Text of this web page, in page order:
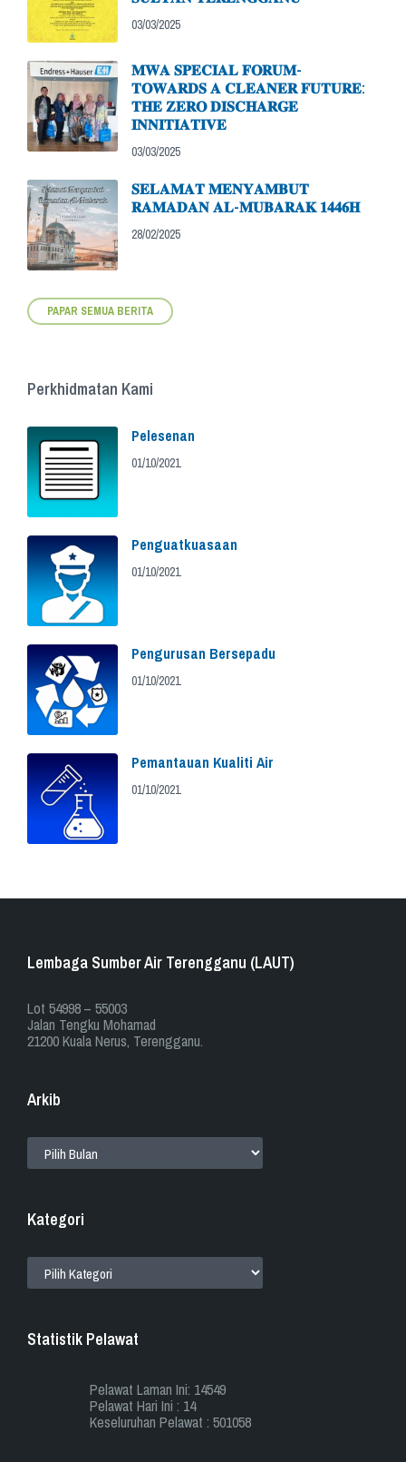
03/03/2025
𝐌𝐖𝐀 𝐒𝐏𝐄𝐂𝐈𝐀𝐋 𝐅𝐎𝐑𝐔𝐌-
𝐓𝐎𝐖𝐀𝐑𝐃𝐒 𝐀 𝐂𝐋𝐄𝐀𝐍𝐄𝐑 𝐅𝐔𝐓𝐔𝐑𝐄:
𝐓𝐇𝐄 𝐙𝐄𝐑𝐎 𝐃𝐈𝐒𝐂𝐇𝐀𝐑𝐆𝐄
𝐈𝐍𝐍𝐈𝐓𝐈𝐀𝐓𝐈𝐕𝐄
03/03/2025
𝐒𝐄𝐋𝐀𝐌𝐀𝐓 𝐌𝐄𝐍𝐘𝐀𝐌𝐁𝐔𝐓
𝐑𝐀𝐌𝐀𝐃𝐀𝐍 𝐀𝐋-𝐌𝐔𝐁𝐀𝐑𝐀𝐊 𝟏𝟒𝟒𝟔𝐇
28/02/2025
PAPAR SEMUA BERITA
Perkhidmatan Kami
Pelesenan
01/10/2021
Penguatkuasaan
01/10/2021
Pengurusan Bersepadu
01/10/2021
Pemantauan Kualiti Air
01/10/2021
Lembaga Sumber Air Terengganu (LAUT)
​​Lot 54998 – 55003
Jalan Tengku Mohamad
21200 Kuala Nerus, Terengganu.
Arkib
Kategori
Statistik Pelawat
Pelawat Laman Ini: 14549
Pelawat Hari Ini : 14
Keseluruhan Pelawat : 501058